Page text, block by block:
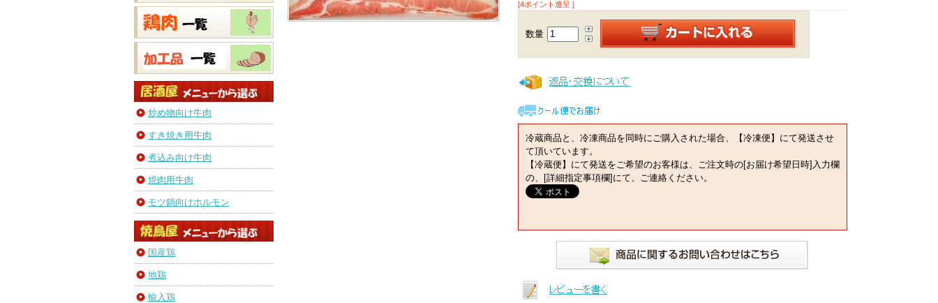
炒め物向け牛肉
すき焼き用牛肉
煮込み向け牛肉
焼肉用牛肉
モツ鍋向けホルモン
国産鶏
地鶏
輸入鶏
[4ポイント進呈 ]
数量
冷蔵商品と、冷凍商品を同時にご購入された場合、【冷凍便】にて発送させ
て頂いています。
【冷蔵便】にて発送をご希望のお客様は、ご注文時の[お届け希望日時]入力欄
の、[詳細指定事項欄]にて、ご連絡ください。